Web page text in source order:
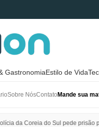
GastronomiaEstilo de Vida
Sobre NósContato Mande sua
prisão preventiva de Bang Si-